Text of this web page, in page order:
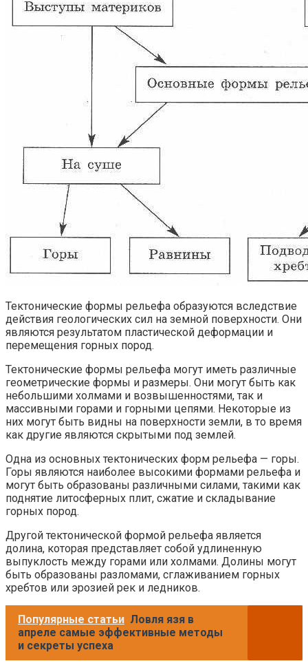
Тектонические формы рельефа образуются вследствие
действия геологических сил на земной поверхности. Они
являются результатом пластической деформации и
перемещения горных пород.
Тектонические формы рельефа могут иметь различные
геометрические формы и размеры. Они могут быть как
небольшими холмами и возвышенностями, так и
массивными горами и горными цепями. Некоторые из
них могут быть видны на поверхности земли, в то время
как другие являются скрытыми под землей.
Одна из основных тектонических форм рельефа — горы.
Горы являются наиболее высокими формами рельефа и
могут быть образованы различными силами, такими как
поднятие литосферных плит, сжатие и складывание
горных пород.
Другой тектонической формой рельефа является
долина, которая представляет собой удлиненную
выпуклость между горами или холмами. Долины могут
быть образованы разломами, сглаживанием горных
хребтов или эрозией рек и ледников.
Популярные статьи Ловля язя в
апреле самые эффективные методы
и секреты успеха